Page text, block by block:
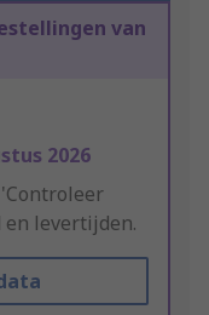
van
2026
en levertijden.